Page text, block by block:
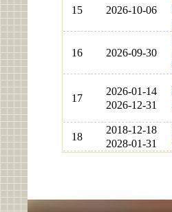
15 2026-10-06
16 2026-09-30
17
2026-01-14
2026-12-31
18
2018-12-18
2028-01-31